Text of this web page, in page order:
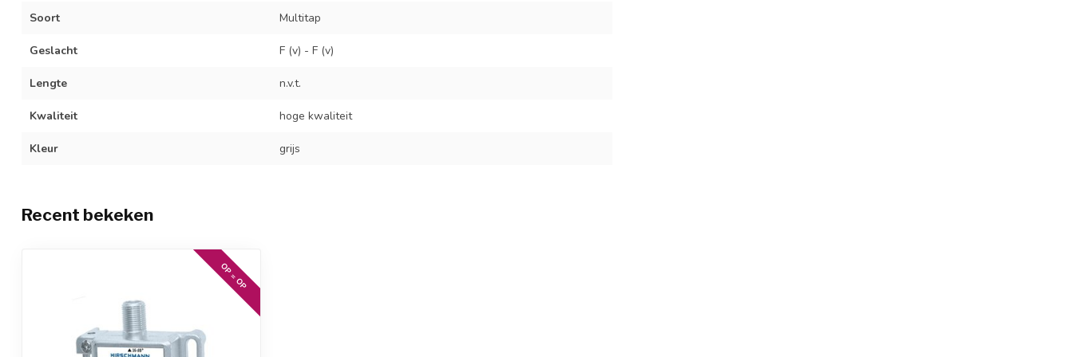
Soort Multitap
Geslacht F (v) - F (v)
Lengte n.v.t.
Kwaliteit hoge kwaliteit
Kleur grijs
Recent bekeken
OP = OP